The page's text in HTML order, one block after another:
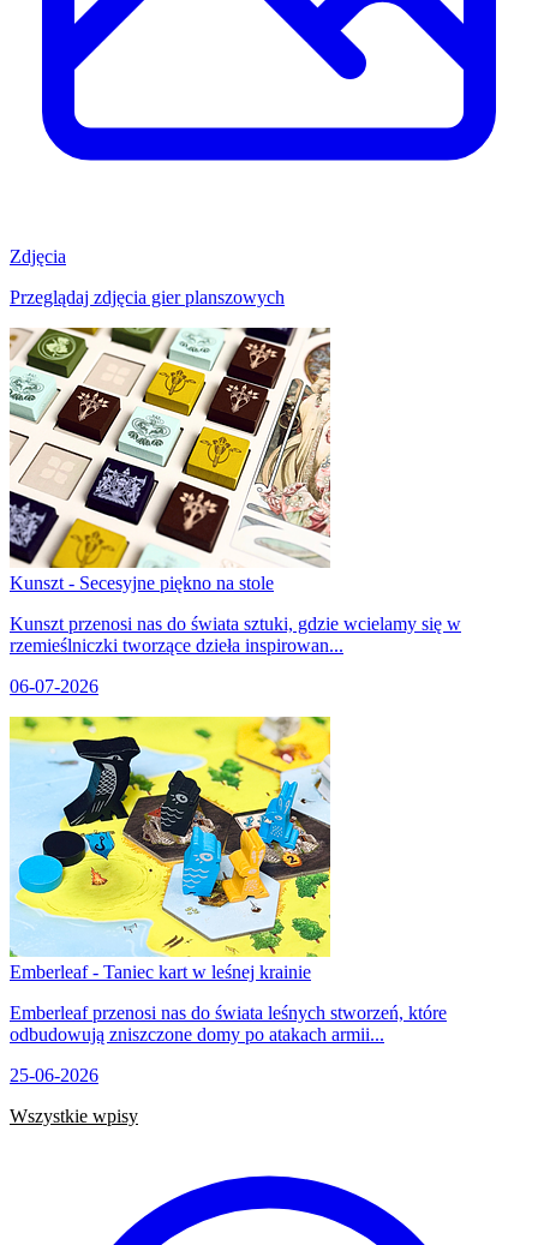
Zdjęcia
Przeglądaj zdjęcia gier planszowych
Kunszt - Secesyjne piękno na stole
Kunszt przenosi nas do świata sztuki, gdzie wcielamy się w
rzemieślniczki tworzące dzieła inspirowan...
06-07-2026
Emberleaf - Taniec kart w leśnej krainie
Emberleaf przenosi nas do świata leśnych stworzeń, które
odbudowują zniszczone domy po atakach armii...
25-06-2026
Wszystkie wpisy